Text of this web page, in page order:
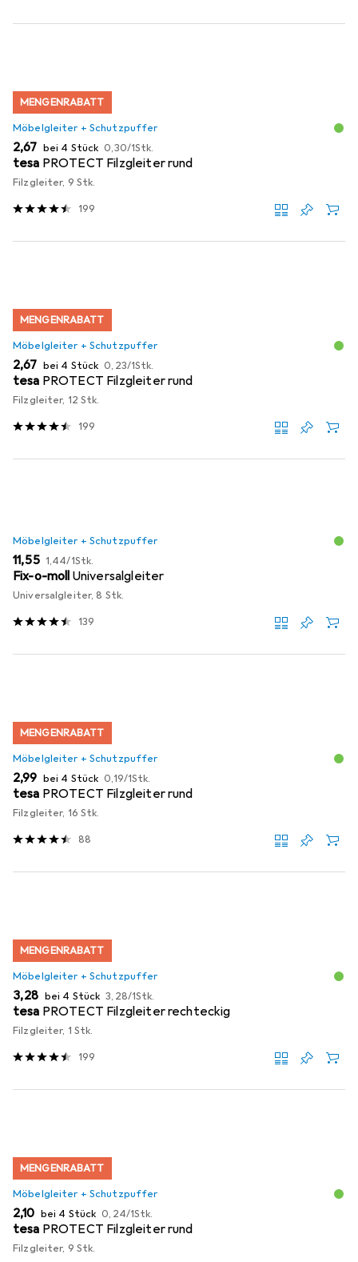
MENGENRABATT
Möbelgleiter + Schutzpuffer
EUR
2,67 bei 4 Stück EUR
0,30/1Stk.
tesa PROTECT Filzgleiter rund
Filzgleiter, 9 Stk.
199
MENGENRABATT
Möbelgleiter + Schutzpuffer
EUR
2,67 bei 4 Stück EUR
0,23/1Stk.
tesa PROTECT Filzgleiter rund
Filzgleiter, 12 Stk.
199
Möbelgleiter + Schutzpuffer
EUR
11,55 EUR
1,44/1Stk.
Fix-o-moll Universalgleiter
Universalgleiter, 8 Stk.
139
MENGENRABATT
Möbelgleiter + Schutzpuffer
EUR
2,99 bei 4 Stück EUR
0,19/1Stk.
tesa PROTECT Filzgleiter rund
Filzgleiter, 16 Stk.
88
MENGENRABATT
Möbelgleiter + Schutzpuffer
EUR
3,28 bei 4 Stück EUR
3,28/1Stk.
tesa PROTECT Filzgleiter rechteckig
Filzgleiter, 1 Stk.
199
MENGENRABATT
Möbelgleiter + Schutzpuffer
EUR
2,10 bei 4 Stück EUR
0,24/1Stk.
tesa PROTECT Filzgleiter rund
Filzgleiter, 9 Stk.